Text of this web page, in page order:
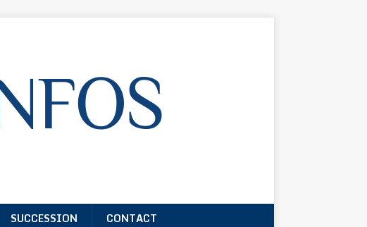
SUCCESSION CONTACT